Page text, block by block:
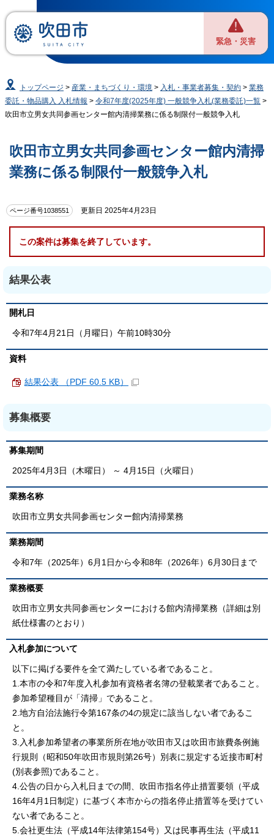
緊急・災害
トップページ > 産業・まちづくり・環境 > 入札・事業者募集・契約 >業務
委託・物品購入 入札情報 > 令和7年度(2025年度) 一般競争入札(業務委託)一覧 >
吹田市立男女共同参画センター館内清掃業務に係る制限付一般競争入札
吹田市立男女共同参画センター館内清掃
業務に係る制限付一般競争入札
ページ番号1038551 更新日 2025年4月23日
この案件は募集を終了しています。
結果公表
開札日
令和7年4月21日（月曜日）午前10時30分
資料
結果公表 （PDF 60.5 KB）
募集概要
募集期間
2025年4月3日（木曜日） ～ 4月15日（火曜日）
業務名称
吹田市立男女共同参画センター館内清掃業務
業務期間
令和7年（2025年）6月1日から令和8年（2026年）6月30日まで
業務概要
吹田市立男女共同参画センターにおける館内清掃業務（詳細は別
紙仕様書のとおり）
入札参加について
以下に掲げる要件を全て満たしている者であること。
1.本市の令和7年度入札参加有資格者名簿の登載業者であること。
参加希望種目が「清掃」であること。
2.地方自治法施行令第167条の4の規定に該当しない者であるこ
と。
3.入札参加希望者の事業所所在地が吹田市又は吹田市旅費条例施
行規則（昭和50年吹田市規則第26号）別表に規定する近接市町村
(別表参照)であること。
4.公告の日から入札日までの間、吹田市指名停止措置要領（平成
16年4月1日制定）に基づく本市からの指名停止措置等を受けてい
ない者であること。
5.会社更生法（平成14年法律第154号）又は民事再生法（平成11